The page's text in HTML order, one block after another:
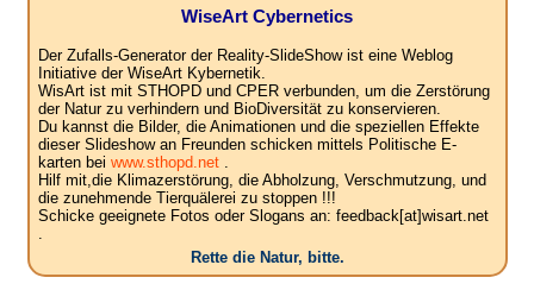
WiseArt Cybernetics
Der Zufalls-Generator der Reality-SlideShow ist eine Weblog
Initiative der WiseArt Kybernetik.
WisArt ist mit STHOPD und CPER verbunden, um die Zerstörung
der Natur zu verhindern und BioDiversität zu konservieren.
Du kannst die Bilder, die Animationen und die speziellen Effekte
dieser Slideshow an Freunden schicken mittels Politische E-
karten bei www.sthopd.net.
Hilf mit,die Klimazerstörung, die Abholzung, Verschmutzung, und
die zunehmende Tierquälerei zu stoppen !!!
Schicke geeignete Fotos oder Slogans an: feedback[at]wisart.net
.
Rette die Natur, bitte.